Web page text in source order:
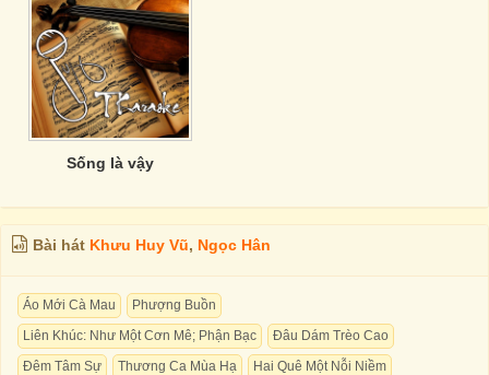
Sống là vậy
Bài hát Khưu Huy Vũ, Ngọc Hân
Áo Mới Cà Mau
Phượng Buồn
Liên Khúc: Như Một Cơn Mê; Phận Bạc
Đâu Dám Trèo Cao
Đêm Tâm Sự
Thương Ca Mùa Hạ
Hai Quê Một Nỗi Niềm